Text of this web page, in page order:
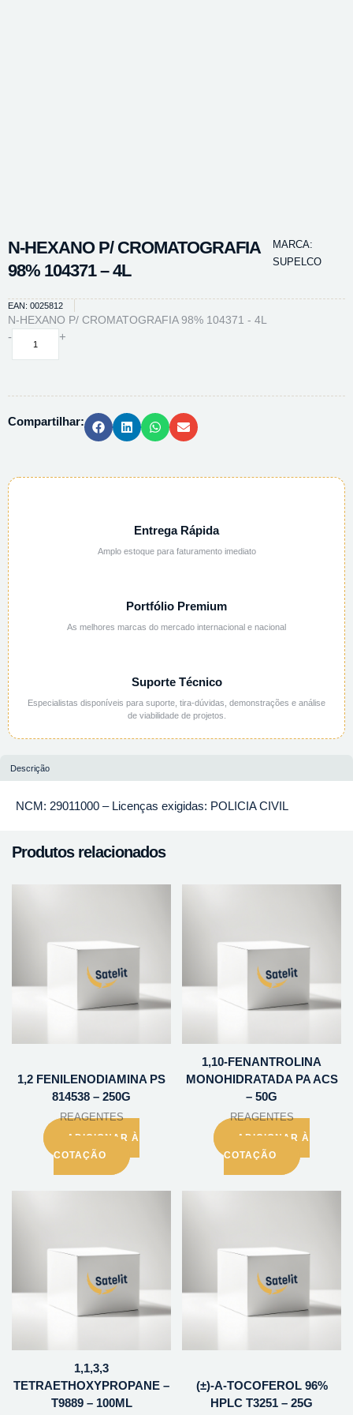
N-HEXANO P/ CROMATOGRAFIA
98% 104371 – 4L
MARCA:
SUPELCO
EAN: 0025812
N-HEXANO P/ CROMATOGRAFIA 98% 104371 - 4L
-
N-
104371
quantidade
+
Compartilhar:
Entrega Rápida
Amplo estoque para faturamento imediato
Portfólio Premium
As melhores marcas do mercado internacional e nacional
Suporte Técnico
Especialistas disponíveis para suporte, tira-dúvidas, demonstrações e análise
de viabilidade de projetos.
Descrição
NCM: 29011000 – Licenças exigidas: POLICIA CIVIL
Produtos relacionados
1,2 FENILENODIAMINA PS
814538 – 250G
REAGENTES
ADICIONAR À
COTAÇÃO
1,10-FENANTROLINA
MONOHIDRATADA PA ACS
– 50G
REAGENTES
ADICIONAR À
COTAÇÃO
1,1,3,3
TETRAETHOXYPROPANE –
T9889 – 100ML
(±)-A-TOCOFEROL 96%
HPLC T3251 – 25G